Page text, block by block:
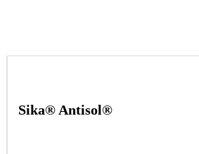
Sika® Antisol®